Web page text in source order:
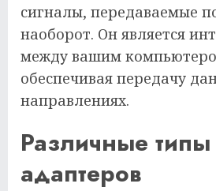
сигналы, передаваемые
наоборот. Он является
между вашим
обеспечивая передачу
направлениях.
Различные типы
адаптеров